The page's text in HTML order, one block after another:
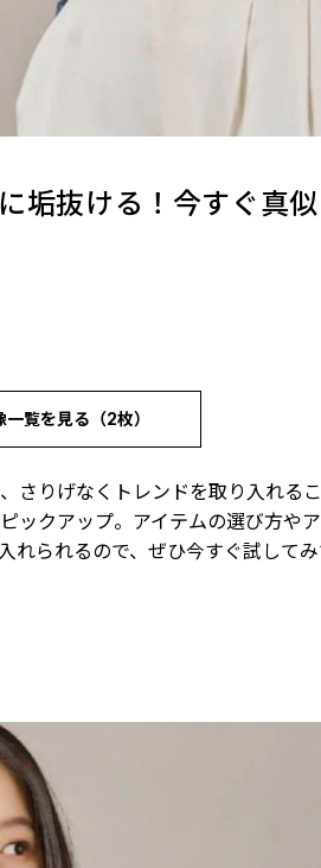
垢抜ける！今すぐ真
覧を見る（2枚）
さりげなくトレンドを取り入れる
クアップ。アイテムの選び方やア
れられるので、ぜひ今すぐ試してみ